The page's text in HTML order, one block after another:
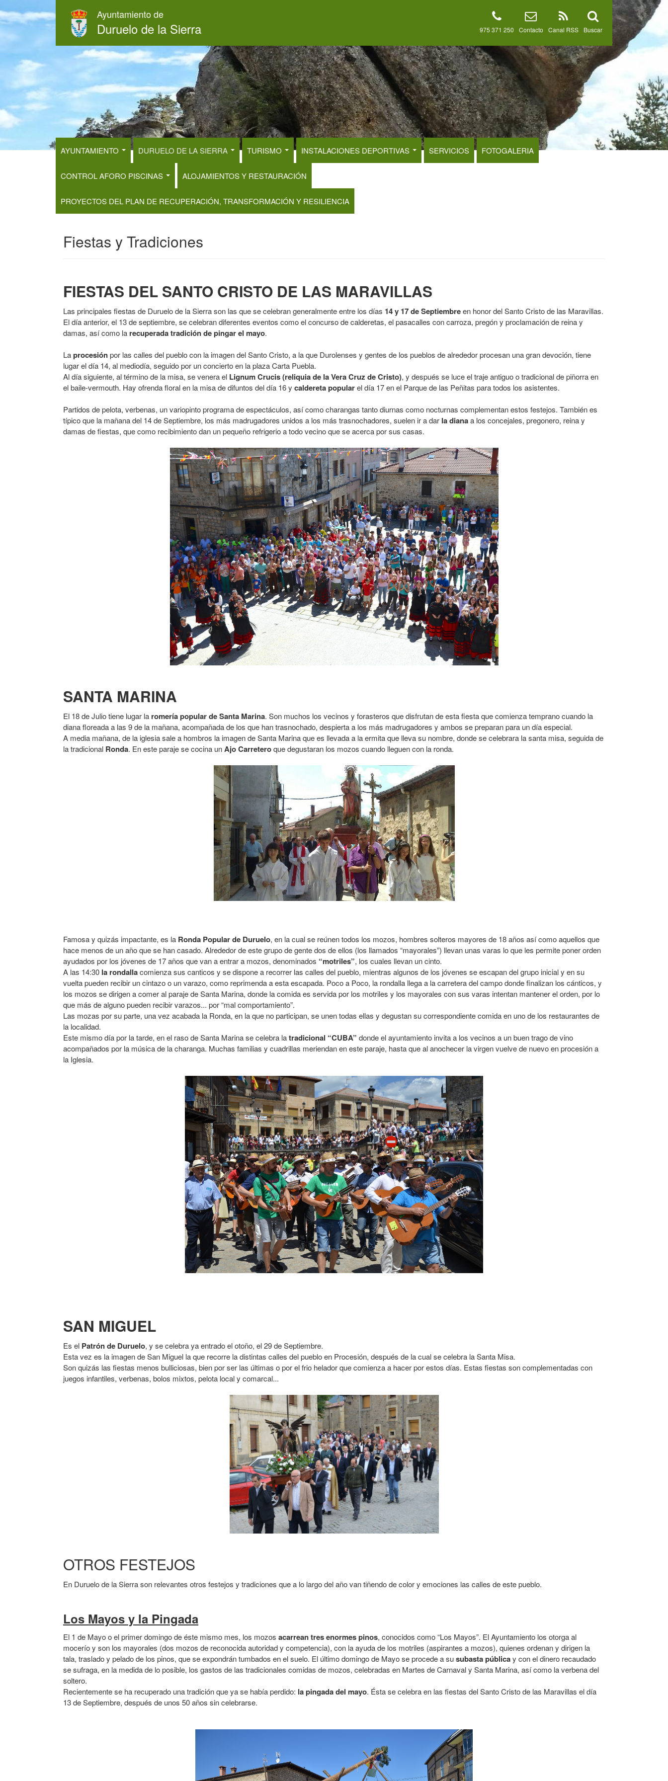
al
contenido
Ayuntamiento de
Duruelo de la Sierra Buscar
Canal RSS
Contacto
975 371 250
AYUNTAMIENTO DURUELO DE LA SIERRA TURISMO INSTALACIONES DEPORTIVAS SERVICIOS FOTOGALERIA
CONTROL AFORO PISCINAS ALOJAMIENTOS Y RESTAURACIÓN
PROYECTOS DEL PLAN DE RECUPERACIÓN, TRANSFORMACIÓN Y RESILIENCIA
Fiestas y Tradiciones
FIESTAS DEL SANTO CRISTO DE LAS MARAVILLAS
Las principales fiestas de Duruelo de la Sierra son las que se celebran generalmente entre los días 14 y 17 de Septiembreen honor del Santo Cristo de las Maravillas.
El día anterior, el 13 de septiembre, se celebran diferentes eventos como el concurso de calderetas, el pasacalles con carroza, pregón y proclamación de reina y
damas, así como la recuperada tradición de pingar el mayo.
Laprocesiónpor las calles del pueblo con la imagen del Santo Cristo, a la que Durolenses y gentes de los pueblos de alrededor procesan una gran devoción, tiene
lugar el día 14, al mediodía, seguido por un concierto en la plaza Carta Puebla.
Al día siguiente, al término de la misa, se venera el Lignum Crucis (reliquia de la Vera Cruz de Cristo), y después se luce el traje antiguo o tradicional de piñorra en
el baile-vermouth. Hay ofrenda floral en la misa de difuntos del día 16 y caldereta popularel día 17 en el Parque de las Peñitas para todos los asistentes.
Partidos de pelota, verbenas, un variopinto programa de espectáculos, así como charangas tanto diurnas como nocturnas complementan estos festejos. También es
típico que la mañana del 14 de Septiembre, los más madrugadores unidos a los más trasnochadores, suelen ir a dar la dianaa los concejales, pregonero, reina y
damas de fiestas, que como recibimiento dan un pequeño refrigerio a todo vecino que se acerca por sus casas.
SANTA MARINA
El 18 de Julio tiene lugar la romería popular de Santa Marina. Son muchos los vecinos y forasteros que disfrutan de esta fiesta que comienza temprano cuando la
diana floreada a las 9 de la mañana, acompañada de los que han trasnochado, despierta a los más madrugadores y ambos se preparan para un día especial.
A media mañana, de la iglesia sale a hombros la imagen de Santa Marina que es llevada a la ermita que lleva su nombre, donde se celebrara la santa misa, seguida de
la tradicional Ronda. En este paraje se cocina unAjo Carreteroque degustaran los mozos cuando lleguen con la ronda.
Famosa y quizás impactante, es la Ronda Popular de Duruelo, en la cual se reúnen todos los mozos, hombres solteros mayores de 18 años así como aquellos que
hace menos de un año que se han casado. Alrededor de este grupo de gente dos de ellos (los llamados “mayorales”) llevan unas varas lo que les permite poner orden
ayudados por los jóvenes de 17 años que van a entrar a mozos, denominados “motriles”, los cuales llevan un cinto.
A las 14:30 la rondallacomienza sus canticos y se dispone a recorrer las calles del pueblo, mientras algunos de los jóvenes se escapan del grupo inicial y en su
vuelta pueden recibir un cintazo o un varazo, como reprimenda a esta escapada. Poco a Poco, la rondalla llega a la carretera del campo donde finalizan los cánticos, y
los mozos se dirigen a comer al paraje de Santa Marina, donde la comida es servida por los motriles y los mayorales con sus varas intentan mantener el orden, por lo
que más de alguno pueden recibir varazos... por “mal comportamiento”.
Las mozas por su parte, una vez acabada la Ronda, en la que no participan, se unen todas ellas y degustan su correspondiente comida en uno de los restaurantes de
la localidad.
Este mismo día por la tarde, en el raso de Santa Marina se celebra latradicional “CUBA” donde el ayuntamiento invita a los vecinos a un buen trago de vino
acompañados por la música de la charanga. Muchas familias y cuadrillas meriendan en este paraje, hasta que al anochecer la virgen vuelve de nuevo en procesión a
la Iglesia.
SAN MIGUEL
Es el Patrón de Duruelo, y se celebra ya entrado el otoño, el 29 de Septiembre.
Esta vez es la imagen de San Miguel la que recorre la distintas calles del pueblo en Procesión, después de la cual se celebra la Santa Misa.
Son quizás las fiestas menos bulliciosas, bien por ser las últimas o por el frio helador que comienza a hacer por estos días. Estas fiestas son complementadas con
juegos infantiles, verbenas, bolos mixtos, pelota local y comarcal...
OTROS FESTEJOS
En Duruelo de la Sierra son relevantes otros festejos y tradiciones que a lo largo del año van tiñendo de color y emociones las calles de este pueblo.
Los Mayos y la Pingada
El 1 de Mayo o el primer domingo de éste mismo mes, los mozos acarrean tres enormes pinos, conocidos como “Los Mayos”. El Ayuntamiento los otorga al
mocerío y son los mayorales (dos mozos de reconocida autoridad y competencia), con la ayuda de los motriles (aspirantes a mozos), quienes ordenan y dirigen la
tala, traslado y pelado de los pinos, que se expondrán tumbados en el suelo. El último domingo de Mayo se procede a susubasta públicay con el dinero recaudado
se sufraga, en la medida de lo posible, los gastos de las tradicionales comidas de mozos, celebradas en Martes de Carnaval y Santa Marina, así como la verbena del
soltero.
Recientemente se ha recuperado una tradición que ya se había perdido: la pingada del mayo. Ésta se celebra en las fiestas del Santo Cristo de las Maravillas el día
13 de Septiembre, después de unos 50 años sin celebrarse.